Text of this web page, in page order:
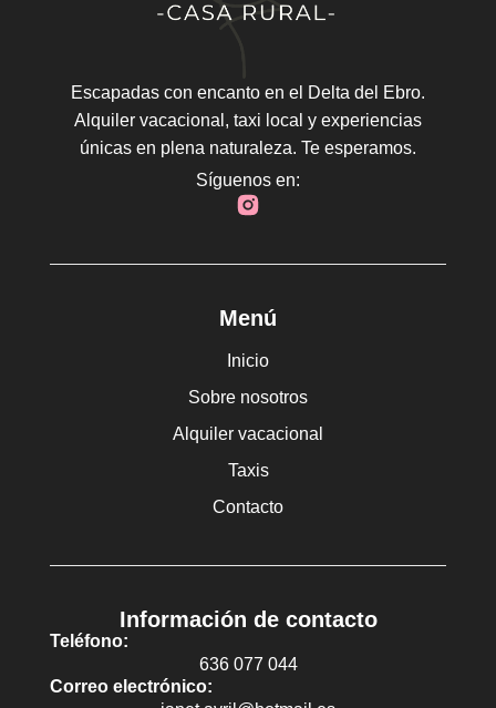
Escapadas con encanto en el Delta del Ebro.
Alquiler vacacional, taxi local y experiencias
únicas en plena naturaleza. Te esperamos.
Síguenos en:
Menú
Inicio
Sobre nosotros
Alquiler vacacional
Taxis
Contacto
Información de contacto
Teléfono:
636 077 044
Correo electrónico: